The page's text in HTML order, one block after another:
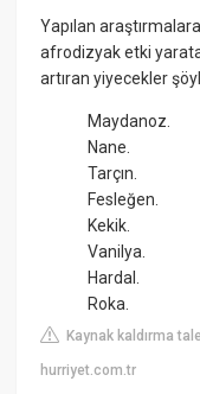
Yapılan
afrodizyak etki
artıran yiyecekler
Maydanoz.
Nane.
Tarçın.
Fesleğen.
Kekik.
Vanilya.
Hardal.
Roka.
Kaynak kaldırma
hurriyet.com.tr